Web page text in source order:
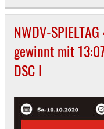
NWDV-
gewinnt mit
DSC I